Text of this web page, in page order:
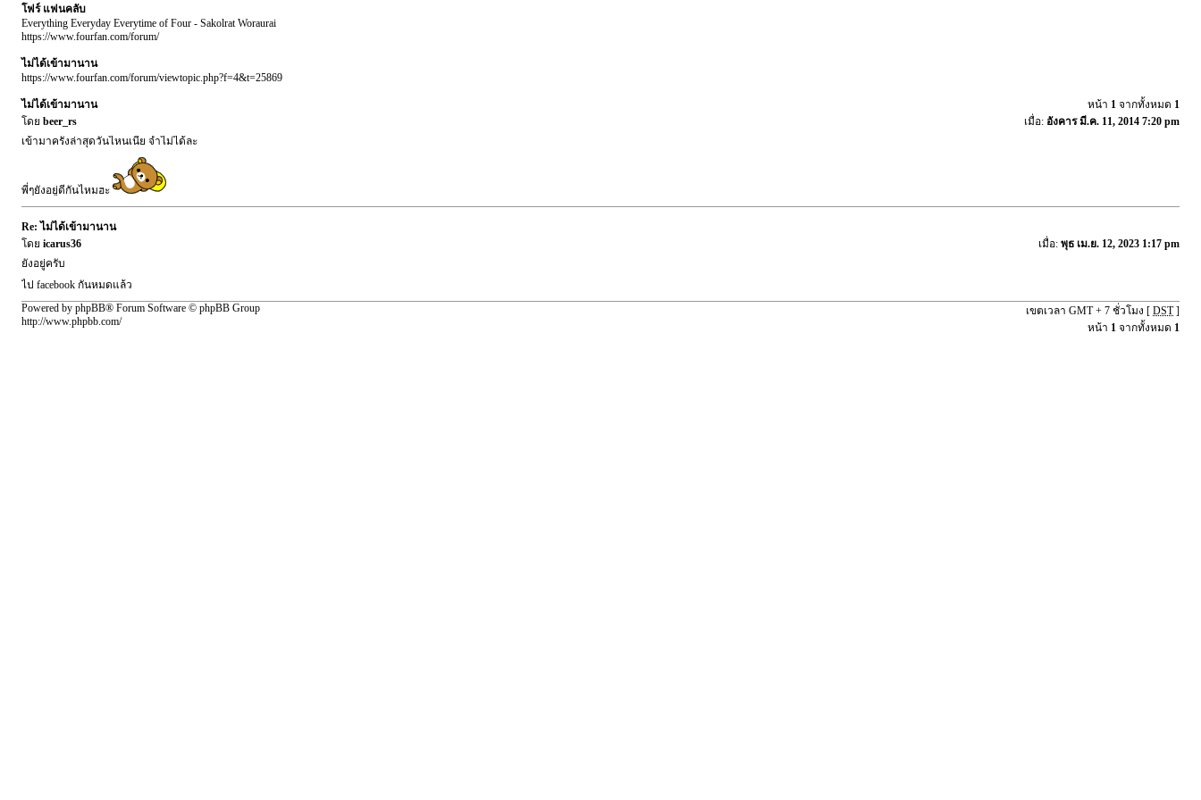
โฟร์ แฟนคลับ
Everything Everyday Everytime of Four - Sakolrat Woraurai
https://www.fourfan.com/forum/
ไม่ได้เข้ามานาน
https://www.fourfan.com/forum/viewtopic.php?f=4&t=25869
หน้า 1 จากทั้งหมด 1
ไม่ได้เข้ามานาน
เมื่อ: อังคาร มี.ค. 11, 2014 7:20 pm
โดย beer_rs
เข้ามาครั้งล่าสุดวันไหนเนี่ย จำไม่ได้ละ
พี่ๆยังอยู่ดีกันไหมฮะ
Re: ไม่ได้เข้ามานาน
เมื่อ: พุธ เม.ย. 12, 2023 1:17 pm
โดย icarus36
ยังอยู่ครับ
ไป facebook กันหมดแล้ว
เขตเวลา GMT + 7 ชั่วโมง [ DST]
หน้า 1 จากทั้งหมด 1
Powered by phpBB® Forum Software © phpBB Group
http://www.phpbb.com/